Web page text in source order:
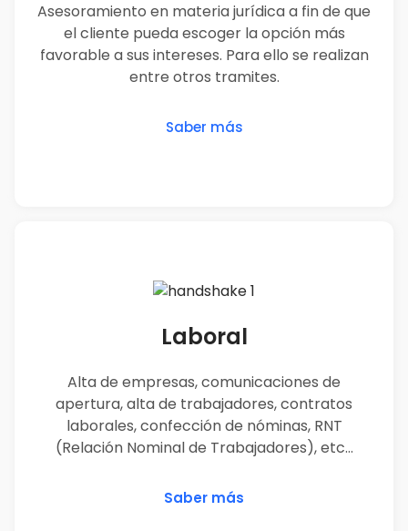
Asesoramiento en materia jurídica a fin de que
el cliente pueda escoger la opción más
favorable a sus intereses. Para ello se realizan
entre otros tramites.
Saber más
Laboral
Alta de empresas, comunicaciones de
apertura, alta de trabajadores, contratos
laborales, confección de nóminas, RNT
(Relación Nominal de Trabajadores), etc…
Saber más